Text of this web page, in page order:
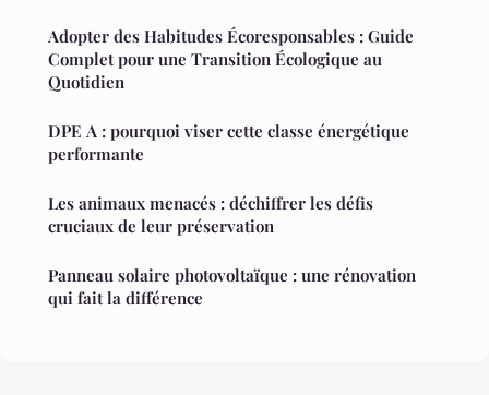
Adopter des Habitudes Écoresponsables : Guide
Complet pour une Transition Écologique au
Quotidien
DPE A : pourquoi viser cette classe énergétique
performante
Les animaux menacés : déchiffrer les défis
cruciaux de leur préservation
Panneau solaire photovoltaïque : une rénovation
qui fait la différence